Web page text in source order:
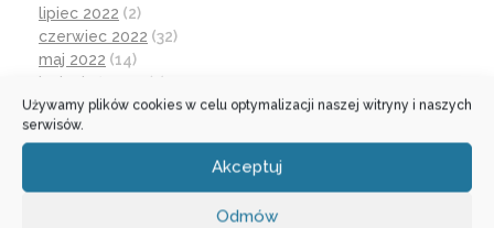
Używamy plików cookies w celu optymalizacji naszej witryny i naszych
serwisów.
Akceptuj
Odmów
lipiec 2022 (2)
czerwiec 2022 (32)
maj 2022 (14)
kwiecień 2022
(1)
marzec 2022(16)
październik 2021
lipiec 2021(2)